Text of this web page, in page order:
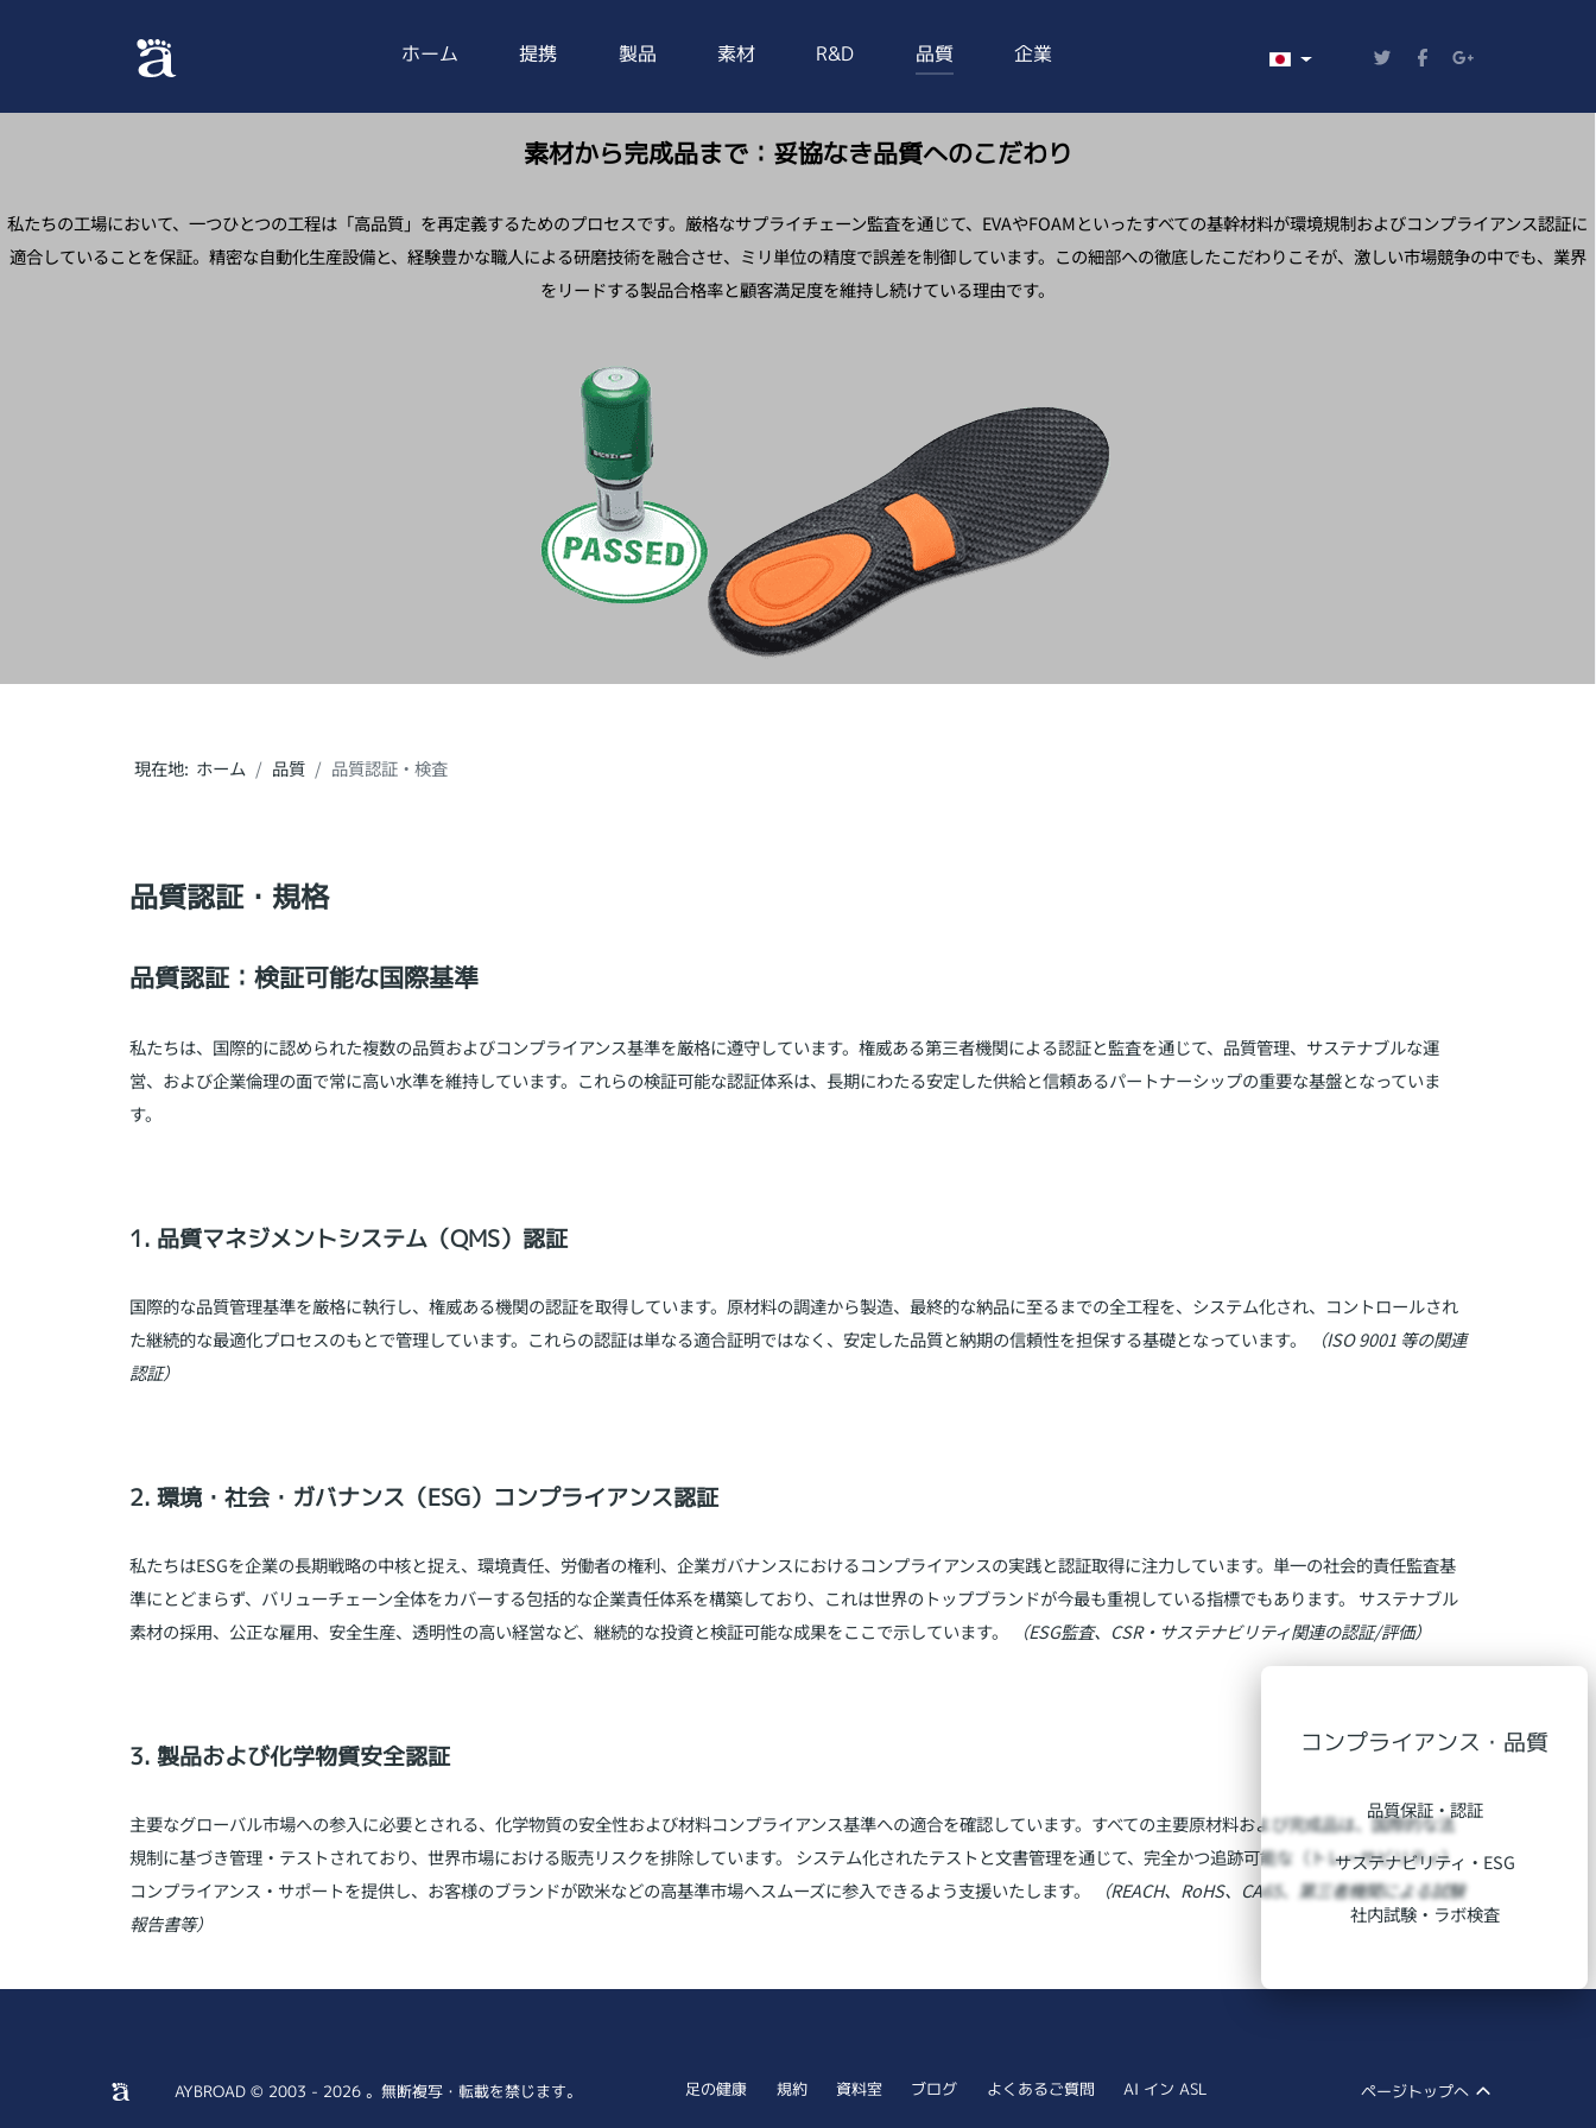
ホーム 提携 製品 素材 R&D 品質 企業 あなたが使う言語を選んでください
素材から完成品まで：妥協なき品質へのこだわり
私たちの工場において、一つひとつの工程は「高品質」を再定義するためのプロセスです。厳格なサプライチェーン監査を通じて、EVAやFOAMといったすべての基幹材料が環境規制およびコンプライアンス認証に
適合していることを保証。精密な自動化生産設備と、経験豊かな職人による研磨技術を融合させ、ミリ単位の精度で誤差を制御しています。この細部への徹底したこだわりこそが、激しい市場競争の中でも、業界
をリードする製品合格率と顧客満足度を維持し続けている理由です。
現在地: ホーム 品質 品質認証・検査
コンプライアンス・品質
品質保証・認証
サステナビリティ・ESG
社内試験・ラボ検査
品質認証・規格
品質認証：検証可能な国際基準
私たちは、国際的に認められた複数の品質およびコンプライアンス基準を厳格に遵守しています。権威ある第三者機関による認証と監査を通じて、品質管理、サステナブルな運
営、および企業倫理の面で常に高い水準を維持しています。これらの検証可能な認証体系は、長期にわたる安定した供給と信頼あるパートナーシップの重要な基盤となっていま
す。
1. 品質マネジメントシステム（QMS）認証
国際的な品質管理基準を厳格に執行し、権威ある機関の認証を取得しています。原材料の調達から製造、最終的な納品に至るまでの全工程を、システム化され、コントロールされ
た継続的な最適化プロセスのもとで管理しています。これらの認証は単なる適合証明ではなく、安定した品質と納期の信頼性を担保する基礎となっています。
（ISO 9001 等の関連
認証）
2. 環境・社会・ガバナンス（ESG）コンプライアンス認証
私たちはESGを企業の長期戦略の中核と捉え、環境責任、労働者の権利、企業ガバナンスにおけるコンプライアンスの実践と認証取得に注力しています。単一の社会的責任監査基
準にとどまらず、バリューチェーン全体をカバーする包括的な企業責任体系を構築しており、これは世界のトップブランドが今最も重視している指標でもあります。 サステナブル
素材の採用、公正な雇用、安全生産、透明性の高い経営など、継続的な投資と検証可能な成果をここで示しています。
（ESG監査、CSR・サステナビリティ関連の認証/評価）
3. 製品および化学物質安全認証
主要なグローバル市場への参入に必要とされる、化学物質の安全性および材料コンプライアンス基準への適合を確認しています。すべての主要原材料および完成品は、国際的な法
規制に基づき管理・テストされており、世界市場における販売リスクを排除しています。 システム化されたテストと文書管理を通じて、完全かつ追跡可能な（トレーサビリティ）
コンプライアンス・サポートを提供し、お客様のブランドが欧米などの高基準市場へスムーズに参入できるよう支援いたします。
（REACH、RoHS、CA65、第三者機関による試験
報告書等）
AYBROAD © 2003 - 2026 。無断複写・転載を禁じます。 足の健康 規約 資料室 ブログ よくあるご質問 AI イン ASL ページトップへ